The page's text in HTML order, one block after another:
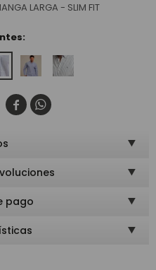
LARGA - SLIM FIT
 
pago